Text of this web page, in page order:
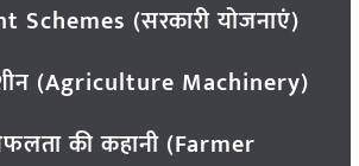
Schemes (सरकारी योजनाएं)
(Agriculture Machinery)
की कहानी (Farmer